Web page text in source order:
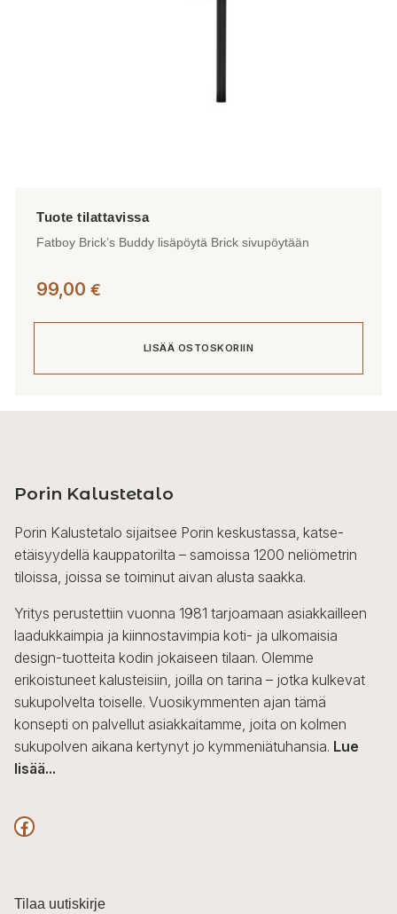
Fatboy Brick’s Buddy lisäpöytä Brick sivupöytään
99,00 €
LISÄÄ OSTOSKORIIN
Porin Kalustetalo
Porin Kalustetalo sijaitsee Porin keskustassa, katse-
etäisyydellä kauppatorilta – samoissa 1200 neliömetrin
tiloissa, joissa se toiminut aivan alusta saakka.
Yritys perustettiin vuonna 1981 tarjoamaan asiakkailleen
laadukkaimpia ja kiinnostavimpia koti- ja ulkomaisia
design-tuotteita kodin jokaiseen tilaan. Olemme
erikoistuneet kalusteisiin, joilla on tarina – jotka kulkevat
sukupolvelta toiselle. Vuosikymmenten ajan tämä
konsepti on palvellut asiakkaitamme, joita on kolmen
sukupolven aikana kertynyt jo kymmeniätuhansia. Lue
lisää...
F
c
Tilaa uutiskirje